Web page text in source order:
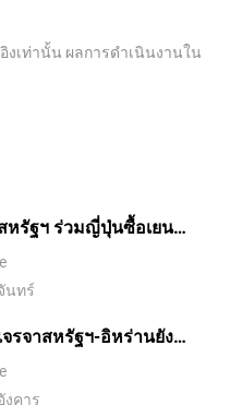
งเท่านั้น ผลการดำเนินงานใน
รัฐฯ ร่วมญี่ปุ่นซื้อเยน
อน หุ้นสหรัฐฯ เด้ง แต่ SET
นทร์
รจาสหรัฐฯ-อิหร่านยัง
หุ้นโลกเด้ง แต่ SET ยัง
งคาร